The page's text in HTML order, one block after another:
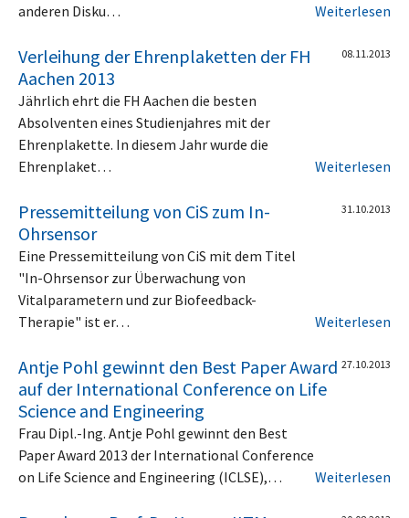
anderen Disku…
Weiterlesen
Verleihung der Ehrenplaketten der FH
Aachen 2013
08.11.2013
Jährlich ehrt die FH Aachen die besten
Absolventen eines Studienjahres mit der
Ehrenplakette. In diesem Jahr wurde die
Ehrenplaket…
Weiterlesen
Pressemitteilung von CiS zum In-
Ohrsensor
31.10.2013
Eine Pressemitteilung von CiS mit dem Titel
"In-Ohrsensor zur Überwachung von
Vitalparametern und zur Biofeedback-
Therapie" ist er…
Weiterlesen
Antje Pohl gewinnt den Best Paper Award
auf der International Conference on Life
Science and Engineering
27.10.2013
Frau Dipl.-Ing. Antje Pohl gewinnt den Best
Paper Award 2013 der International Conference
on Life Science and Engineering (ICLSE),…
Weiterlesen